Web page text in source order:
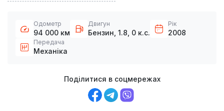
Одометр
94 000 км
Двигун
Бензин, 1.8, 0 к.с.
Рік
2008
Передача
Механіка
Поділитися в соцмережах